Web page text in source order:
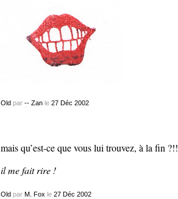
Oldpar -- Zanle 27 Déc 2002
mais qu’est-ce que vous lui trouvez, à la fin ?!!
il me fait rire !
Oldpar M. Fox le 27 Déc 2002